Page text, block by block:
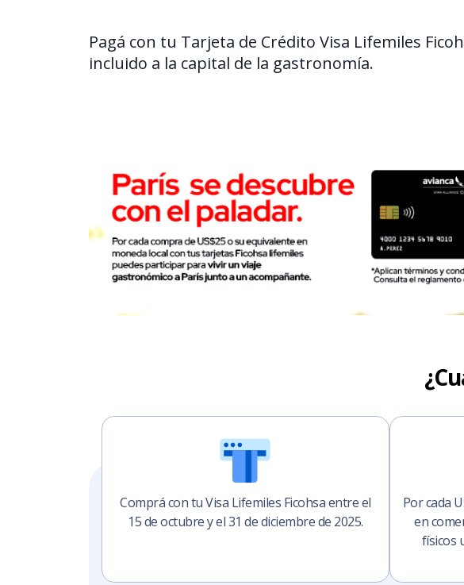
Pagá con tu Tarjeta de Crédito Visa Lifemiles
incluido a la capital de la gastronomía.
Comprá con tu Visa Lifemiles Ficohsa entre el
15 de octubre y el 31 de diciembre de 2025.
Por cada
en
físicos